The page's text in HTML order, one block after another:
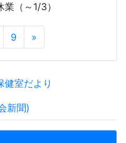
業（～ 1/3）
9 »
健室だより
新聞)